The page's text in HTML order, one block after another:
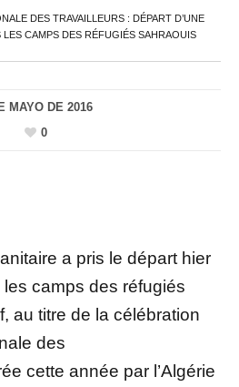
DES TRAVAILLEURS : DÉPART D’UNE
LES CAMPS DES RÉFUGIÉS SAHRAOUIS
MAYO DE 2016
0
a pris le départ hier
les camps des réfugiés
au titre de la célébration
des
cette année par l’Algérie